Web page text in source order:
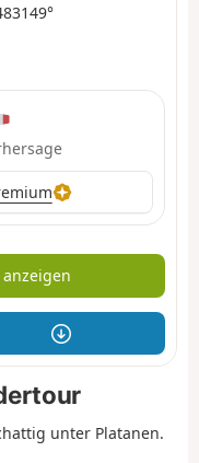
unter Platanen.